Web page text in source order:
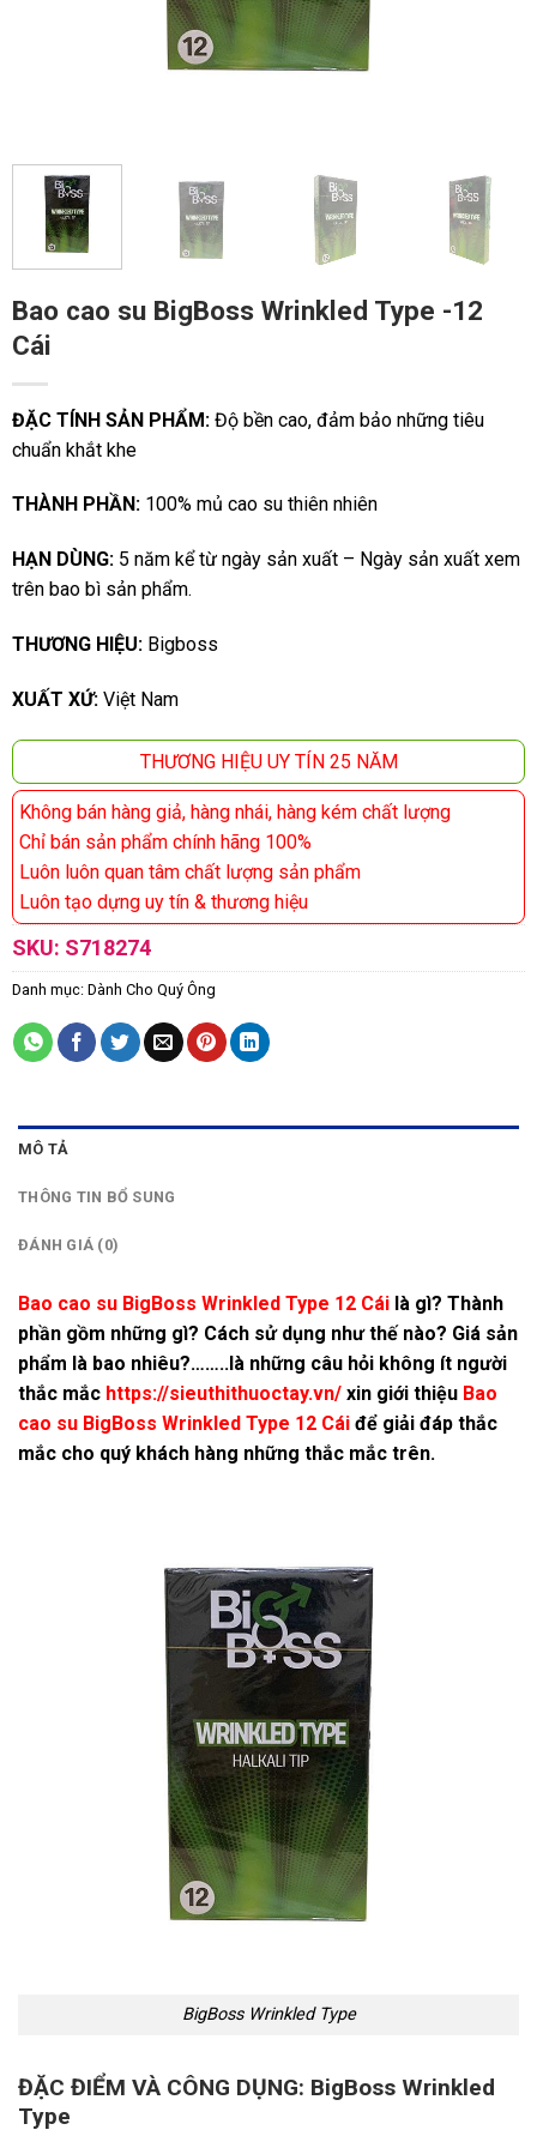
Bao cao su BigBoss Wrinkled Type -12
Cái
ĐẶC TÍNH SẢN PHẨM: Độ bền cao, đảm bảo những tiêu
chuẩn khắt khe
THÀNH PHẦN: 100% mủ cao su thiên nhiên
HẠN DÙNG:5 năm kể từ ngày sản xuất – Ngày sản xuất xem
trên bao bì sản phẩm.
THƯƠNG HIỆU:Bigboss
XUẤT XỨ:Việt Nam
THƯƠNG HIỆU UY TÍN 25 NĂM
Không bán hàng giả, hàng nhái, hàng kém chất lượng
Chỉ bán sản phẩm chính hãng 100%
Luôn luôn quan tâm chất lượng sản phẩm
Luôn tạo dựng uy tín & thương hiệu
SKU: S718274
Danh mục: Dành Cho Quý Ông
MÔ TẢ
THÔNG TIN BỔ SUNG
ĐÁNH GIÁ (0)
Bao cao su BigBoss Wrinkled Type 12 Cái là gì? Thành
phần gồm những gì? Cách sử dụng như thế nào? Giá sản
phẩm là bao nhiêu?……..là những câu hỏi không ít người
thắc mắc https://sieuthithuoctay.vn/ xin giới thiệu Bao
cao su BigBoss Wrinkled Type 12 Cái để giải đáp thắc
mắc cho quý khách hàng những thắc mắc trên.
BigBoss Wrinkled Type
ĐẶC ĐIỂM VÀ CÔNG DỤNG: BigBoss Wrinkled
Type